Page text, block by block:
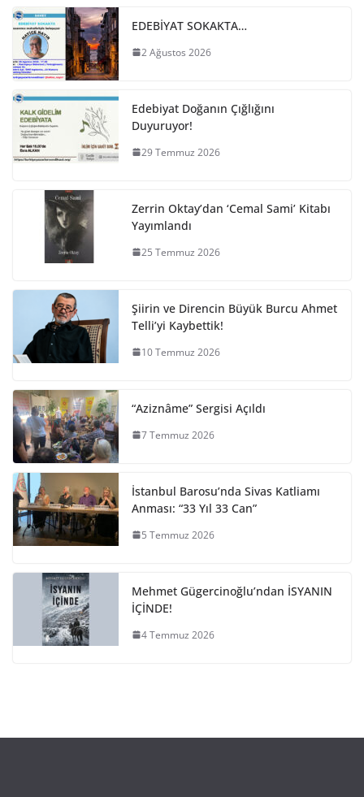
EDEBİYAT SOKAKTA…
2 Ağustos 2026
Edebiyat Doğanın Çığlığını
Duyuruyor!
29 Temmuz 2026
Zerrin Oktay’dan ‘Cemal Sami’ Kitabı
Yayımlandı
25 Temmuz 2026
Şiirin ve Direncin Büyük Burcu Ahmet
Telli’yi Kaybettik!
10 Temmuz 2026
“Aziznâme” Sergisi Açıldı
7 Temmuz 2026
İstanbul Barosu’nda Sivas Katliamı
Anması: “33 Yıl 33 Can”
5 Temmuz 2026
Mehmet Gügercinoğlu’ndan İSYANIN
İÇİNDE!
4 Temmuz 2026